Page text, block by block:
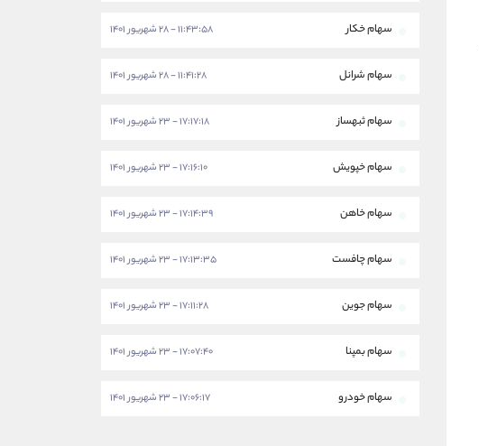
سهام خکار ۱۱:۴۳:۵۸ - ۲۸ شهریور ۱۴۰۱
سهام شرانل ۱۱:۴۱:۲۸ - ۲۸ شهریور ۱۴۰۱
سهام ثبهساز ۱۷:۱۷:۱۸ - ۲۳ شهریور ۱۴۰۱
سهام خپویش ۱۷:۱۶:۱۰ - ۲۳ شهریور ۱۴۰۱
سهام خاهن ۱۷:۱۴:۳۹ - ۲۳ شهریور ۱۴۰۱
سهام چافست ۱۷:۱۳:۳۵ - ۲۳ شهریور ۱۴۰۱
سهام جوین ۱۷:۱۱:۲۸ - ۲۳ شهریور ۱۴۰۱
سهام بمپنا ۱۷:۰۷:۴۰ - ۲۳ شهریور ۱۴۰۱
سهام خودرو ۱۷:۰۶:۱۷ - ۲۳ شهریور ۱۴۰۱